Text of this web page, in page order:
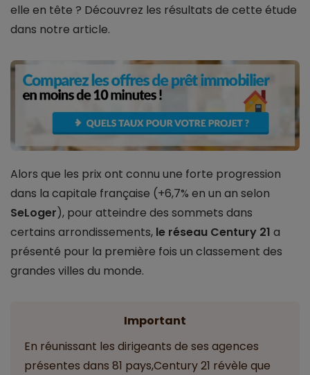
elle en tête ? Découvrez les résultats de cette étude
dans notre article.
Alors que les prix ont connu une forte progression
dans la capitale française (+6,7% en un an selon
SeLoger), pour atteindre des sommets dans
certains arrondissements, le réseau Century 21 a
présenté pour la première fois un classement des
grandes villes du monde.
Important
En réunissant les dirigeants de ses agences
présentes dans 81 pays,Century 21 révèle que